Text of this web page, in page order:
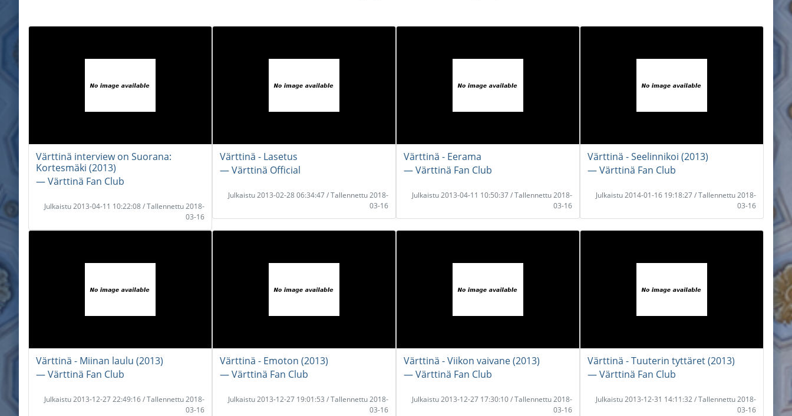
Värttinä interview on Suorana:
Kortesmäki (2013)
― Värttinä Fan Club
Julkaistu 2013-04-11 10:22:08 / Tallennettu 2018-
03-16
Värttinä - Lasetus
― Värttinä Official
Julkaistu 2013-02-28 06:34:47 / Tallennettu 2018-
03-16
Värttinä - Eerama
― Värttinä Fan Club
Julkaistu 2013-04-11 10:50:37 / Tallennettu 2018-
03-16
Värttinä - Seelinnikoi (2013)
― Värttinä Fan Club
Julkaistu 2014-01-16 19:18:27 / Tallennettu 2018-
03-16
Värttinä - Miinan laulu (2013)
― Värttinä Fan Club
Julkaistu 2013-12-27 22:49:16 / Tallennettu 2018-
03-16
Värttinä - Emoton (2013)
― Värttinä Fan Club
Julkaistu 2013-12-27 19:01:53 / Tallennettu 2018-
03-16
Värttinä - Viikon vaivane (2013)
― Värttinä Fan Club
Julkaistu 2013-12-27 17:30:10 / Tallennettu 2018-
03-16
Värttinä - Tuuterin tyttäret (2013)
― Värttinä Fan Club
Julkaistu 2013-12-31 14:11:32 / Tallennettu 2018-
03-16